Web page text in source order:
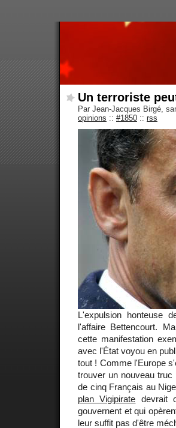
Un terroriste
Par Jean-Jacques Birgé,
opinions :: #1850 :: rss
L'expulsion honteuse
l'affaire Bettencourt.
cette manifestation
avec l'État voyou en
tout ! Comme l'Europe
trouver un nouveau truc
de cinq Français au
plan Vigipirate devrait
gouvernent et qui
leur suffit pas d'être